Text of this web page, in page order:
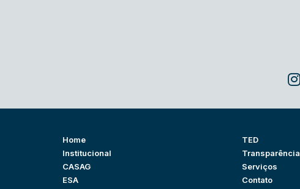
Home
Institucional
CASAG
ESA
TED
Transparência
Serviços
Contato